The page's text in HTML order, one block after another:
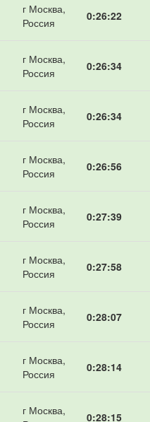
г Москва,
Россия
0:26:22
г Москва,
Россия
0:26:34
г Москва,
Россия
0:26:34
г Москва,
Россия
0:26:56
г Москва,
Россия
0:27:39
г Москва,
Россия
0:27:58
г Москва,
Россия
0:28:07
г Москва,
Россия
0:28:14
г Москва,
0:28:15